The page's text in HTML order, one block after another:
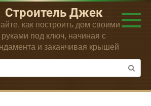
Строитель Джек
как построить дом своими
руками под ключ, начиная с
и заканчивая крышей